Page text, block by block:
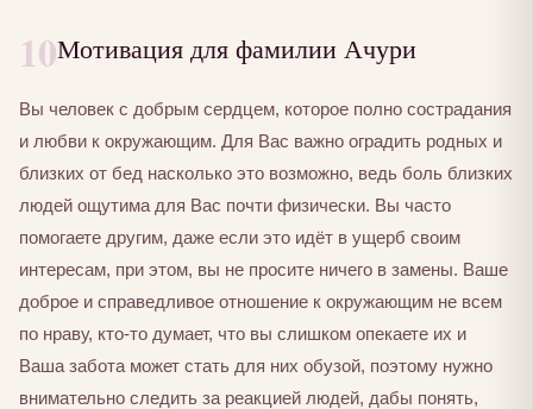
10Мотивация для фамилии Ачури
Вы человек с добрым сердцем, которое полно сострадания
и любви к окружающим. Для Вас важно оградить родных и
близких от бед насколько это возможно, ведь боль близких
людей ощутима для Вас почти физически. Вы часто
помогаете другим, даже если это идёт в ущерб своим
интересам, при этом, вы не просите ничего в замены. Ваше
доброе и справедливое отношение к окружающим не всем
по нраву, кто-то думает, что вы слишком опекаете их и
Ваша забота может стать для них обузой, поэтому нужно
внимательно следить за реакцией людей, дабы понять,